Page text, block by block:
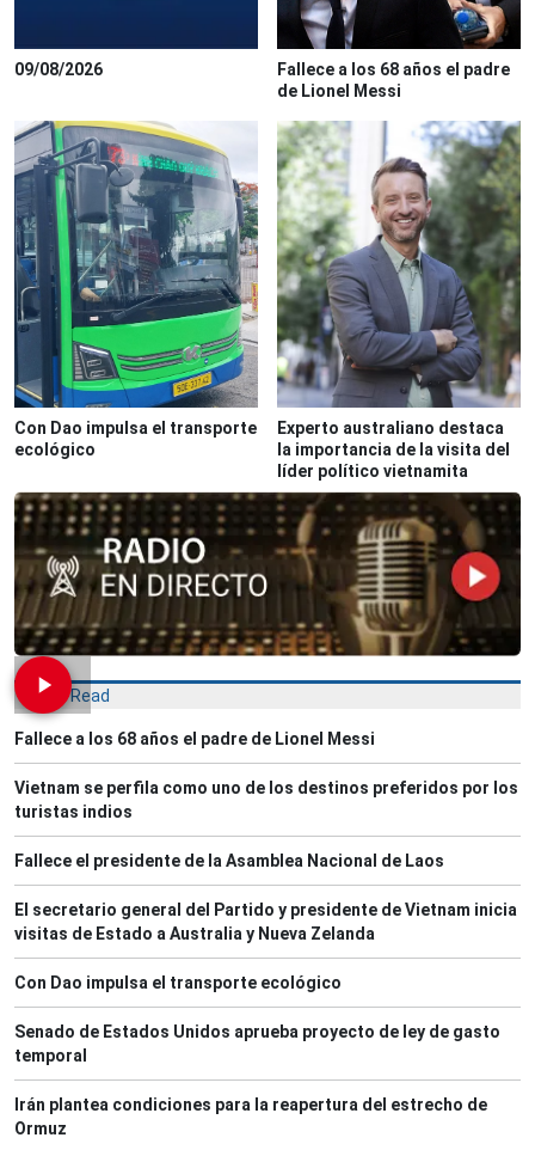
09/08/2026
Fallece a los 68 años el padre
de Lionel Messi
Con Dao impulsa el transporte
ecológico
Experto australiano destaca
la importancia de la visita del
líder político vietnamita
Most Read
Fallece a los 68 años el padre de Lionel Messi
Vietnam se perfila como uno de los destinos preferidos por los
turistas indios
Fallece el presidente de la Asamblea Nacional de Laos
El secretario general del Partido y presidente de Vietnam inicia
visitas de Estado a Australia y Nueva Zelanda
Con Dao impulsa el transporte ecológico
Senado de Estados Unidos aprueba proyecto de ley de gasto
temporal
Irán plantea condiciones para la reapertura del estrecho de
Ormuz